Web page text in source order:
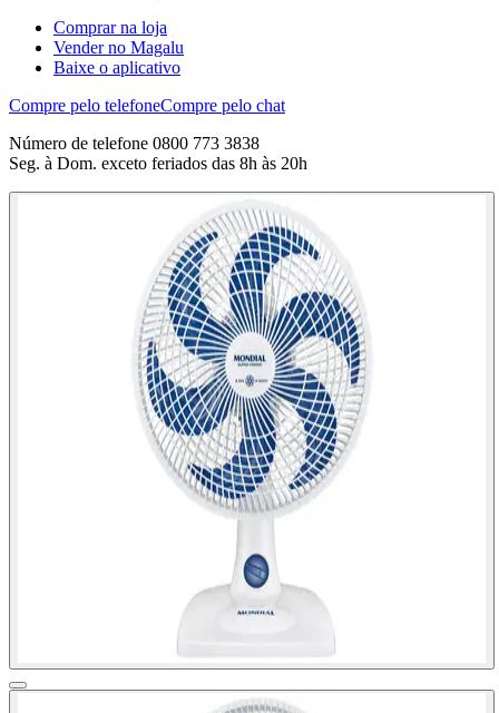
Comprar na loja
Vender no Magalu
Baixe o aplicativo
Compre pelo telefoneCompre pelo chat
Número de telefone 0800 773 3838
Seg. à Dom. exceto feriados das 8h às 20h